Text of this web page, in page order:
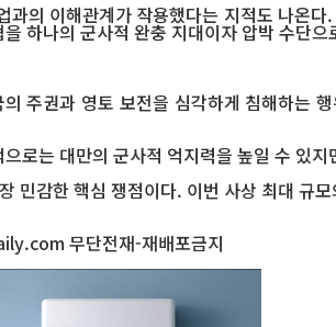
과의 이해관계가 작용했다는 지적도 나온
하나의 군사적 완충 지대이자 압박 수단
주권과 영토 보전을 심각하게 침해하는
로는 대만의 군사적 억지력을 높일 수 있
민감한 핵심 쟁점이다. 이번 사상 최대 규
무단전재-재배포금지